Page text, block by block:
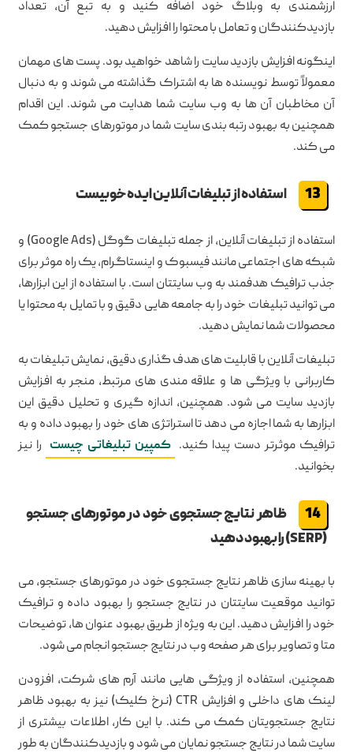
ارزشمندی به وبلاگ خود اضافه کنید و به تبع آن، تعداد
بازدیدکنندگان و تعامل با محتوا را افزایش دهید.
اینگونه افزایش بازدید سایت را شاهد خواهید بود. پست های مهمان
معمولاً توسط نویسنده ها به اشتراک گذاشته می شوند و به دنبال
آن مخاطبان آن ها به وب سایت شما هدایت می شوند. این اقدام
همچنین به بهبود رتبه بندی سایت شما در موتورهای جستجو کمک
می کند.
استفاده از تبلیغات آنلاین ایده خوبیست
استفاده از تبلیغات آنلاین، از جمله تبلیغات گوگل (Google Ads) و
شبکه های اجتماعی مانند فیسبوک و اینستاگرام، یک راه موثر برای
جذب ترافیک هدفمند به وب سایتتان است. با استفاده از این ابزارها،
می توانید تبلیغات خود را به جامعه هایی دقیق و با تمایل به محتوا یا
محصولات شما نمایش دهید.
تبلیغات آنلاین با قابلیت های هدف گذاری دقیق، نمایش تبلیغات به
کاربرانی با ویژگی ها و علاقه مندی های مرتبط، منجر به افزایش
بازدید سایت می شود. همچنین، اندازه گیری و تحلیل دقیق این
ابزارها به شما اجازه می دهد تا استراتژی های خود را بهبود داده و به
ترافیک موثرتر دست پیدا کنید. کمپین تبلیغاتی چیست را نیز
بخوانید.
ظاهر نتایج جستجوی خود در موتورهای جستجو
(SERP) را بهبود دهید
با بهینه سازی ظاهر نتایج جستجوی خود در موتورهای جستجو، می
توانید موقعیت سایتتان در نتایج جستجو را بهبود داده و ترافیک
خود را افزایش دهید. این به ویژه از طریق بهبود عنوان ها، توضیحات
متا و تصاویر برای هر صفحه وب در نتایج جستجو انجام می شود.
همچنین، استفاده از ویژگی هایی مانند آرم های شرکت، افزودن
لینک های داخلی و افزایش CTR (نرخ کلیک) نیز به بهبود ظاهر
نتایج جستجویتان کمک می کند. با این کار، اطلاعات بیشتری از
سایت شما در نتایج جستجو نمایان می شود و بازدیدکنندگان به طور